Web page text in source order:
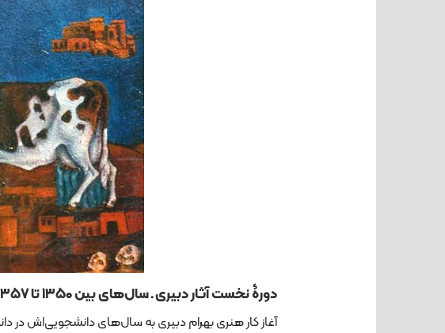
دورۀ نخست آثار دبیری ـ سال‌های بین ۱۳۵۰ تا ۱۳۵۷
آغاز کار هنری بهرام دبیری به سال‌های دانشجویی‌اش در